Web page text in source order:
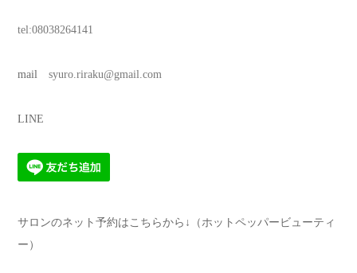
tel:08038264141
mail syuro.riraku@gmail.com
LINE
サロンのネット予約はこちらから↓（ホットペッパービューティ
ー）